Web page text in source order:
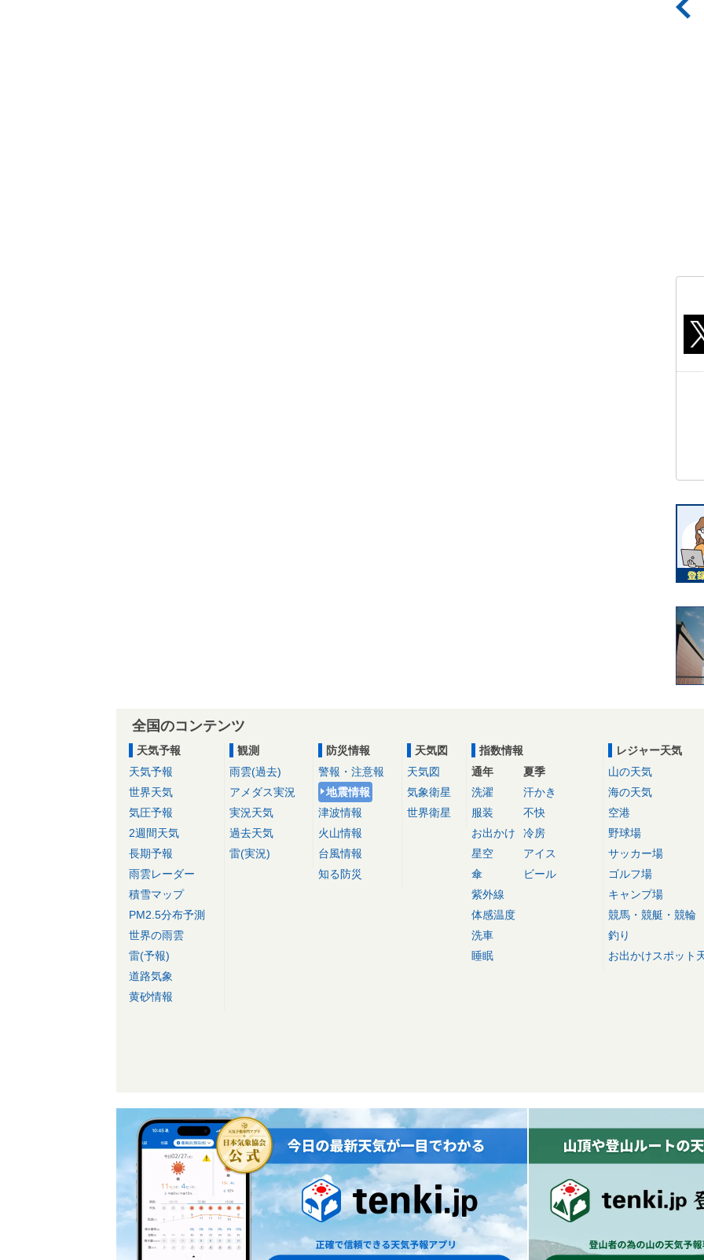
全国のコンテンツ
天気予報
天気予報
世界天気
気圧予報
2週間天気
長期予報
雨雲レーダー
積雪マップ
PM2.5分布予測
世界の雨雲
雷(予報)
道路気象
黄砂情報
観測
雨雲(過去)
アメダス実況
実況天気
過去天気
雷(実況)
防災情報
警報・注意報
地震情報
津波情報
火山情報
台風情報
知る防災
天気図
天気図
気象衛星
世界衛星
指数情報
通年
洗濯
服装
お出かけ
星空
傘
紫外線
体感温度
洗車
睡眠
夏季
汗かき
不快
冷房
アイス
ビール
レジャー天気
山の天気
海の天気
空港
野球場
サッカー場
ゴルフ場
キャンプ場
競馬・競艇・競輪
釣り
お出かけスポット